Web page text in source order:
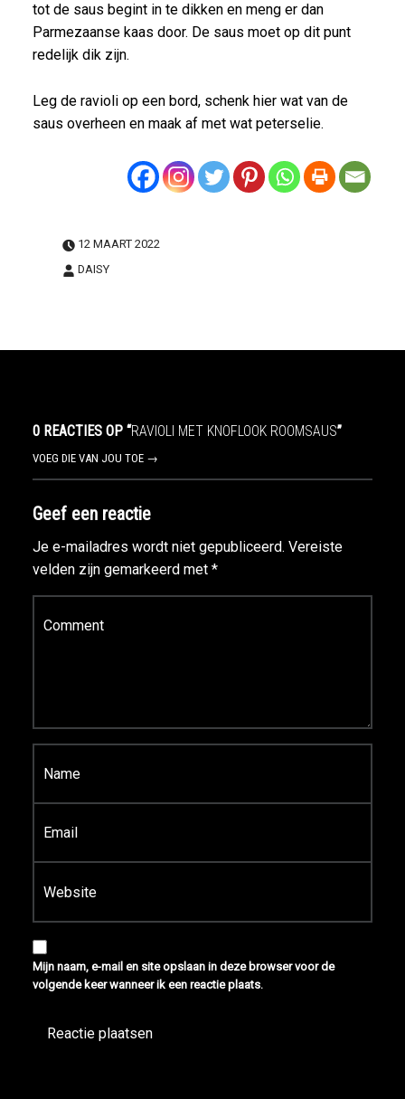
tot de saus begint in te dikken en meng er dan
Parmezaanse kaas door. De saus moet op dit punt
redelijk dik zijn.
Leg de ravioli op een bord, schenk hier wat van de
saus overheen en maak af met wat peterselie.
12 MAART 2022
DAISY
0 REACTIES OP “RAVIOLI MET KNOFLOOK ROOMSAUS”
VOEG DIE VAN JOU TOE →
Geef een reactie
Je e-mailadres wordt niet gepubliceerd. Vereiste
velden zijn gemarkeerd met *
Reactie
Naam
*
E-mail*
Site
Mijn naam, e-mail en site opslaan in deze browser voor de
volgende keer wanneer ik een reactie plaats.